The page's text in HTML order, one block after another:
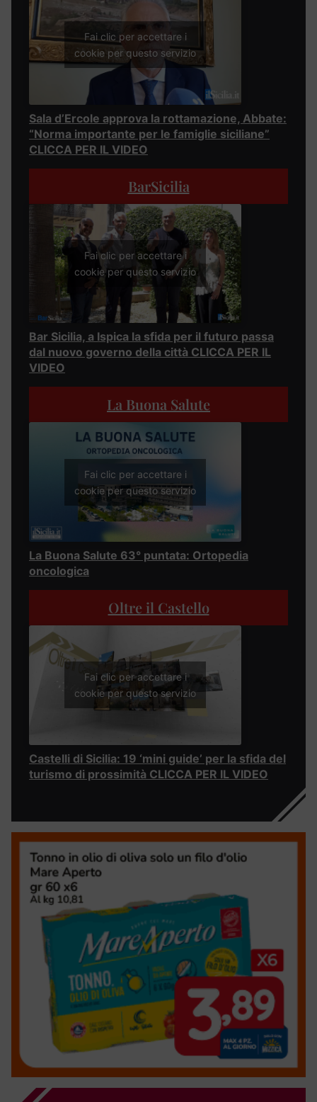
Fai clic per accettare i
cookie per questo servizio
Sala d’Ercole approva la rottamazione, Abbate:
“Norma importante per le famiglie siciliane”
CLICCA PER IL VIDEO
BarSicilia
Fai clic per accettare i
cookie per questo servizio
Bar Sicilia, a Ispica la sfida per il futuro passa
dal nuovo governo della città CLICCA PER IL
VIDEO
La Buona Salute
Fai clic per accettare i
cookie per questo servizio
La Buona Salute 63° puntata: Ortopedia
oncologica
Oltre il Castello
Fai clic per accettare i
cookie per questo servizio
Castelli di Sicilia: 19 ‘mini guide’ per la sfida del
turismo di prossimità CLICCA PER IL VIDEO